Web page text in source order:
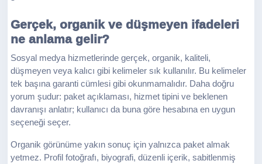
Gerçek, organik ve düşmeyen ifadeleri
ne anlama gelir?
Sosyal medya hizmetlerinde gerçek, organik, kaliteli,
düşmeyen veya kalıcı gibi kelimeler sık kullanılır. Bu kelimeler
tek başına garanti cümlesi gibi okunmamalıdır. Daha doğru
yorum şudur: paket açıklaması, hizmet tipini ve beklenen
davranışı anlatır; kullanıcı da buna göre hesabına en uygun
seçeneği seçer.
Organik görünüme yakın sonuç için yalnızca paket almak
yetmez. Profil fotoğrafı, biyografi, düzenli içerik, sabitlenmiş